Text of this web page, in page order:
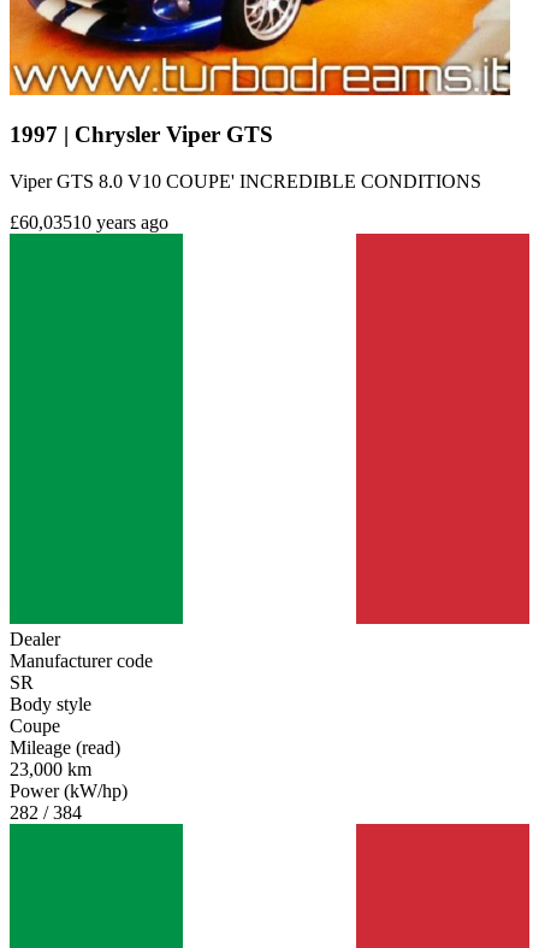
1997 | Chrysler Viper GTS
Viper GTS 8.0 V10 COUPE' INCREDIBLE CONDITIONS
£60,03510 years ago
Dealer
Manufacturer code
SR
Body style
Coupe
Mileage (read)
23,000 km
Power (kW/hp)
282 / 384